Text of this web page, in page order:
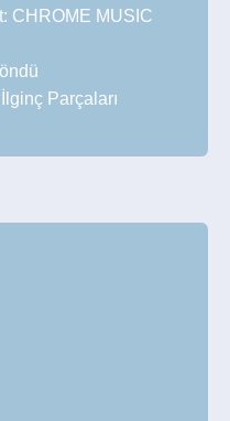
CHROME MUSIC
Parçaları